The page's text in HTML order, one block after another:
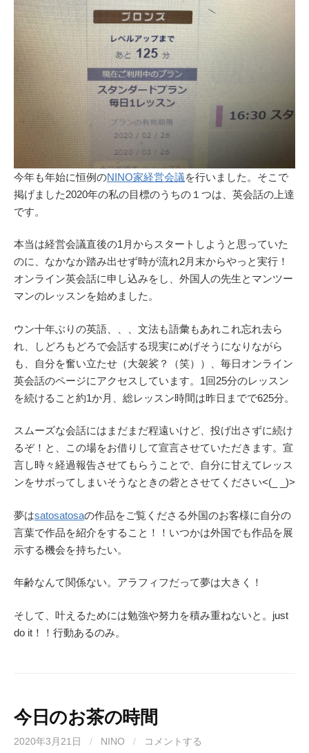
今年も年始に恒例のNINO家経営会議を行いました。そこで
掲げました2020年の私の目標のうちの１つは、英会話の上達
です。
本当は経営会議直後の1月からスタートしようと思っていた
のに、なかなか踏み出せず時が流れ2月末からやっと実行！
オンライン英会話に申し込みをし、外国人の先生とマンツー
マンのレッスンを始めました。
ウン十年ぶりの英語、、、文法も語彙もあれこれ忘れ去ら
れ、しどろもどろで会話する現実にめげそうになりながら
も、自分を奮い立たせ（大袈裟？（笑））、毎日オンライン
英会話のページにアクセスしています。1回25分のレッスン
を続けること約1か月、総レッスン時間は昨日までで625分。
スムーズな会話にはまだまだ程遠いけど、投げ出さずに続け
るぞ！と、この場をお借りして宣言させていただきます。宣
言し時々経過報告させてもらうことで、自分に甘えてレッス
ンをサボってしまいそうなときの砦とさせてください<(_ _)>
夢はsatosatosaの作品をご覧くださる外国のお客様に自分の
言葉で作品を紹介をすること！！いつかは外国でも作品を展
示する機会を持ちたい。
年齢なんて関係ない。アラフィフだって夢は大きく！
そして、叶えるためには勉強や努力を積み重ねないと。just
do it！！行動あるのみ。
今日のお茶の時間
2020年3月21日 / NINO / コメントする